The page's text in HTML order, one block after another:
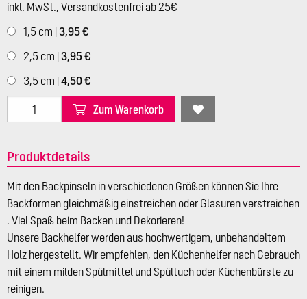
inkl. MwSt., Versandkostenfrei ab 25€
1,5 cm | 3,95 €
2,5 cm | 3,95 €
3,5 cm |4,50 €
Zum Warenkorb
Produktdetails
Mit den Backpinseln in verschiedenen Größen können Sie Ihre
Backformen gleichmäßig einstreichen oder Glasuren verstreichen
. Viel Spaß beim Backen und Dekorieren!
Unsere Backhelfer werden aus hochwertigem, unbehandeltem
Holz hergestellt. Wir empfehlen, den Küchenhelfer nach Gebrauch
mit einem milden Spülmittel und Spültuch oder Küchenbürste zu
reinigen.